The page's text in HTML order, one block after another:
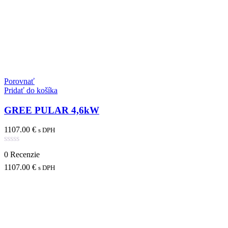
Porovnať
Pridať do košíka
GREE PULAR 4,6kW
1107.00 € s DPH
Hodnotenie
0
z
0 Recenzie
1107.00 € s DPH